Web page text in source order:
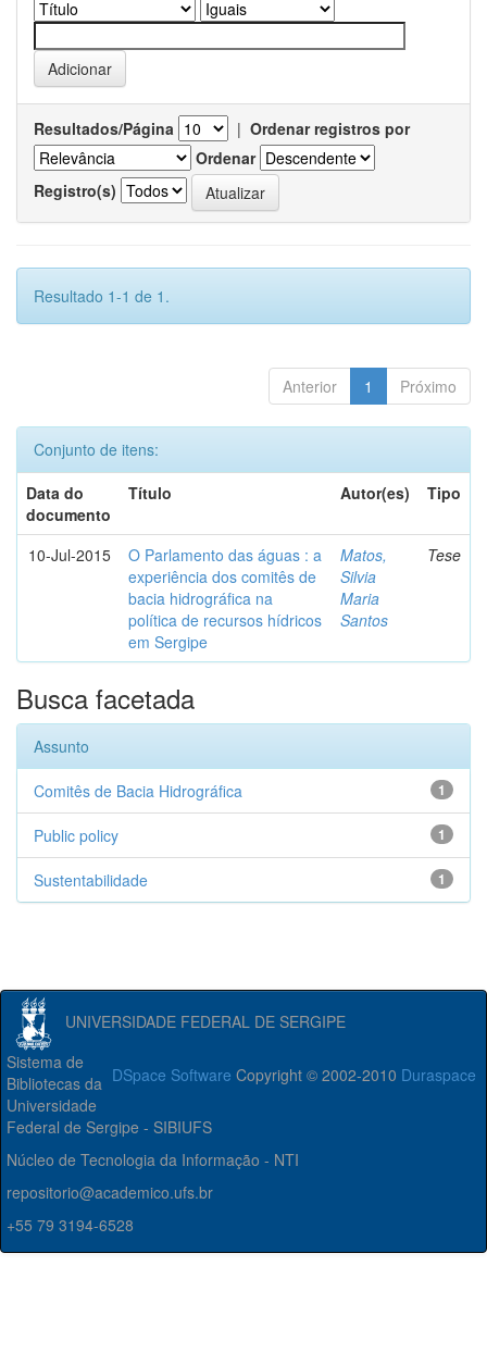
Resultados/Página | Ordenar registros por
Ordenar
Registro(s)
Resultado 1-1 de 1.
Anterior 1 Próximo
Conjunto de itens:
Data do
documento
Título Autor(es) Tipo
10-Jul-2015
O Parlamento das águas : a
experiência dos comitês de
bacia hidrográfica na
política de recursos hídricos
em Sergipe
Matos,
Silvia
Maria
Santos
Tese
Busca facetada
Assunto
1
Comitês de Bacia Hidrográfica
1
Public policy
1
Sustentabilidade
UNIVERSIDADE FEDERAL DE SERGIPE
DSpace Software Copyright © 2002-2010 Duraspace
Sistema de
Bibliotecas da
Universidade
Federal de Sergipe - SIBIUFS
Núcleo de Tecnologia da Informação - NTI
repositorio@academico.ufs.br
+55 79 3194-6528